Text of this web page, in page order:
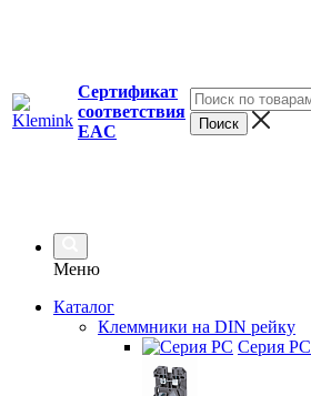
Сертификат
соответствия
EAC
Меню
Каталог
Клеммники на DIN рейку
Серия PC